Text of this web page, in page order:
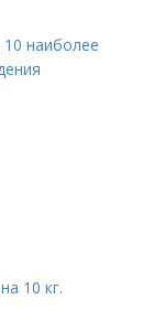
наиболее
10 кг.